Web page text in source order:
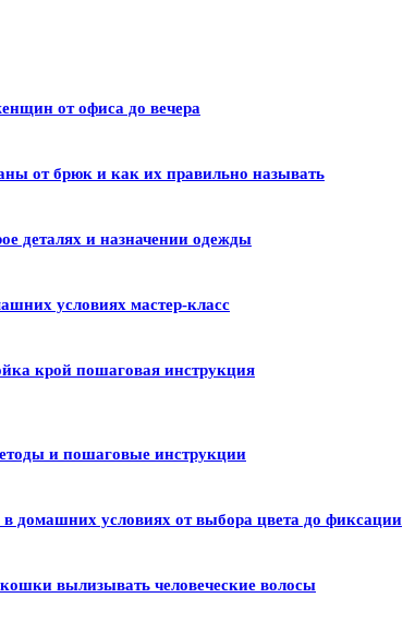
от офиса до вечера
от брюк и как их правильно называть
деталях и назначении одежды
условиях мастер-класс
крой пошаговая инструкция
и пошаговые инструкции
домашних условиях от выбора цвета до фиксации
вылизывать человеческие волосы